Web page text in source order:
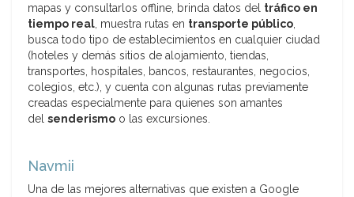
mapas y consultarlos offline, brinda datos del tráfico en
tiempo real, muestra rutas en transporte público,
busca todo tipo de establecimientos en cualquier ciudad
(hoteles y demás sitios de alojamiento, tiendas,
transportes, hospitales, bancos, restaurantes, negocios,
colegios, etc.), y cuenta con algunas rutas previamente
creadas especialmente para quienes son amantes
del senderismo o las excursiones.
Navmii
Una de las mejores alternativas que existen a Google